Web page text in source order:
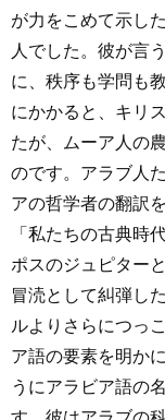
が力をこめて示し
人でした。彼が言
に、秩序も学問も
にかかると、キリ
たが、ムーア人の
のです。アラブ人
アの哲学者の翻訳
「私たちの古典時
ポスのジュピター
冒涜として糾弾し
ルよりさらにつっ
ア語の要素を明か
うにアラビア語の